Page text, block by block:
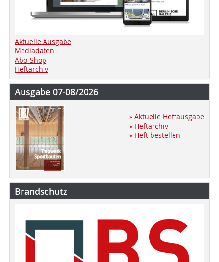
Aktuelle Ausgabe
Mediadaten
Abo-Shop
Heftarchiv
Ausgabe 07-08/2026
» Aktuelle Heftausgabe
» Heftarchiv
» Heft bestellen
Brandschutz